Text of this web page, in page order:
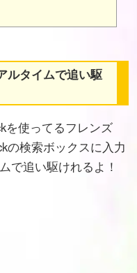
ルタイムで追い駆
を使ってるフレンズ
の検索ボックスに入力
で追い駆けれるよ！